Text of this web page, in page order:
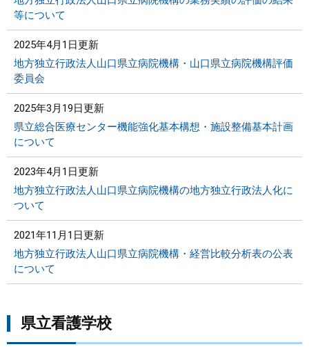
等について
2025年4月1日更新
地方独立行政法人山口県立病院機構・山口県立病院機構評価
委員会
2025年3月19日更新
県立総合医療センター機能強化基本構想・施設整備基本計画
について
2023年4月1日更新
地方独立行政法人山口県立病院機構の地方独立行政法人化に
ついて
2021年11月1日更新
地方独立行政法人山口県立病院機構・経営比較分析表の公表
について
県立看護学校